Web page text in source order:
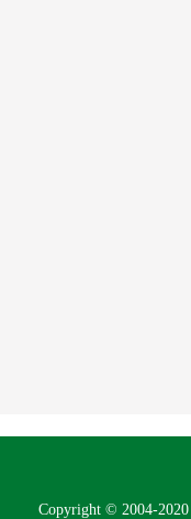
Copyright © 2004-